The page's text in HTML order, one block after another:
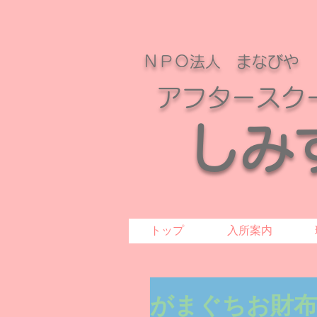
ＮＰＯ法人 まなびや
アフタースク
​し
トップ 入所案内
がまぐちお財